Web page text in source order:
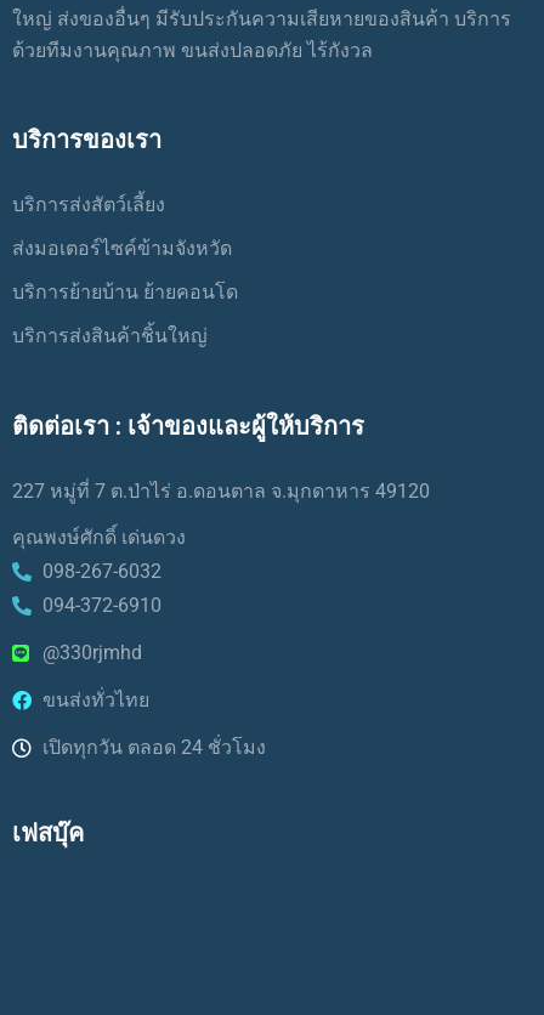
ใหญ่ ส่งของอื่นๆ มีรับประกันความเสียหายของสินค้า บริการ
ด้วยทีมงานคุณภาพ ขนส่งปลอดภัย ไร้กังวล
บริการของเรา
บริการส่งสัตว์เลี้ยง
ส่งมอเตอร์ไซค์ข้ามจังหวัด
บริการย้ายบ้าน ย้ายคอนโด
บริการส่งสินค้าชิ้นใหญ่
ติดต่อเรา : เจ้าของและผู้ให้บริการ
227 หมู่ที่ 7 ต.ป่าไร่ อ.ดอนตาล จ.มุกดาหาร 49120
คุณพงษ์ศักดิ์ เด่นดวง
098-267-6032
094-372-6910
@330rjmhd
ขนส่งทั่วไทย
เปิดทุกวัน ตลอด 24 ชั่วโมง
เฟสบุ๊ค
LikeBox